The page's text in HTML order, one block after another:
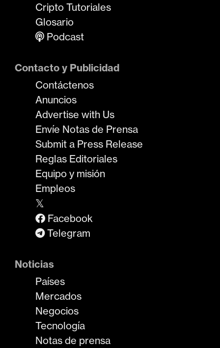
Cripto Tutoriales
Glosario
Podcast
Contacto y Publicidad
Contáctenos
Anuncios
Advertise with Us
Envíe Notas de Prensa
Submit a Press Release
Reglas Editoriales
Equipo y misión
Empleos
𝕏
Facebook
Telegram
Noticias
Países
Mercados
Negocios
Tecnología
Notas de prensa